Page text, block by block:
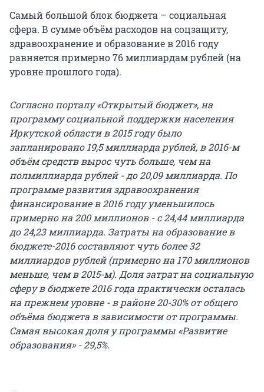
Самый большой блок бюджета – социальная
сфера. В сумме объём расходов на соцзащиту,
здравоохранение и образование в 2016 году
равняется примерно 76 миллиардам рублей (на
уровне прошлого года).
Согласно порталу «Открытый бюджет», на
программу социальной поддержки населения
Иркутской области в 2015 году было
запланировано 19,5 миллиарда рублей, в 2016-м
объём средств вырос чуть больше, чем на
полмиллиарда рублей - до 20,09 миллиарда. По
программе развития здравоохранения
финансирование в 2016 году уменьшилось
примерно на 200 миллионов - с 24,44 миллиарда
до 24,23 миллиарда. Затраты на образование в
бюджете-2016 составляют чуть более 32
миллиардов рублей (примерно на 170 миллионов
меньше, чем в 2015-м). Доля затрат на социальную
сферу в бюджете 2016 года практически осталась
на прежнем уровне - в районе 20-30% от общего
объёма бюджета в зависимости от программы.
Самая высокая доля у программы «Развитие
образования» - 29,5%.